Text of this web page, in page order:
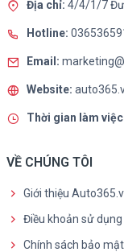
Địa chỉ: 4/4/1/7
Hotline:
Email:
Website:
Thời gian làm
VỀ CHÚNG TÔI
Giới thiệu
Điều khoản sử
Chính sách bảo